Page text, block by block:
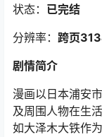
状态： 已完结
分辨率： 跨页
剧情简介
漫画以日本浦安
及周围人物在生
如大泽木大铁作